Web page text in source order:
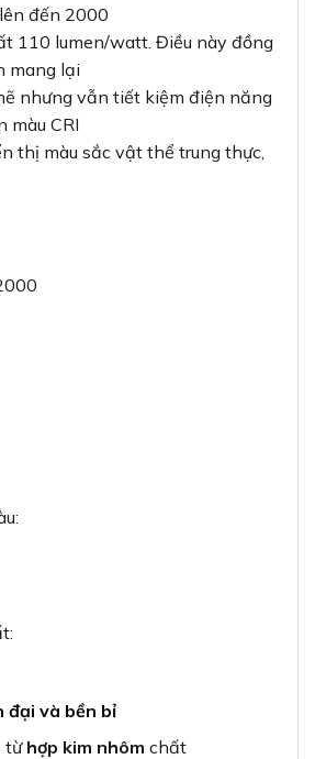
đến 2000
110 lumen/watt. Điều này đồng
mang lại
nhưng vẫn tiết kiệm điện năng
màu CRI
thị màu sắc vật thể trung thực,
đại và bền bỉ
từ hợp kim nhôm chất